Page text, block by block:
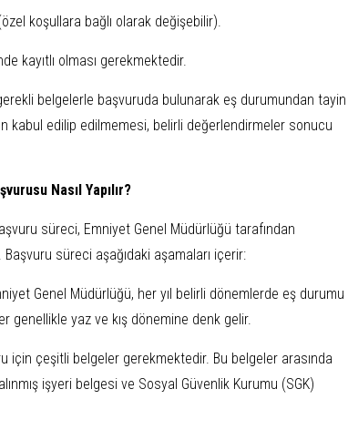
koşullara bağlı olarak değişebilir).
kayıtlı olması gerekmektedir.
belgelerle başvuruda bulunarak eş durumundan tayin
kabul edilip edilmemesi, belirli değerlendirmeler sonucu
Nasıl Yapılır?
süreci, Emniyet Genel Müdürlüğü tarafından
süreci aşağıdaki aşamaları içerir:
Genel Müdürlüğü, her yıl belirli dönemlerde eş durumu
genellikle yaz ve kış dönemine denk gelir.
için çeşitli belgeler gerekmektedir. Bu belgeler arasında
işyeri belgesi ve Sosyal Güvenlik Kurumu (SGK)